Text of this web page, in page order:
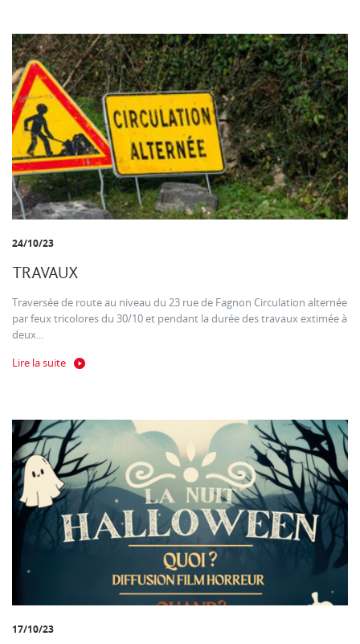
24/10/23
TRAVAUX
Traversée de route au niveau du 23 rue de Fagnon Circulation alternée
par feux tricolores du 30/10 et pendant la durée des travaux extimée à
deux...
Lire la suite
17/10/23